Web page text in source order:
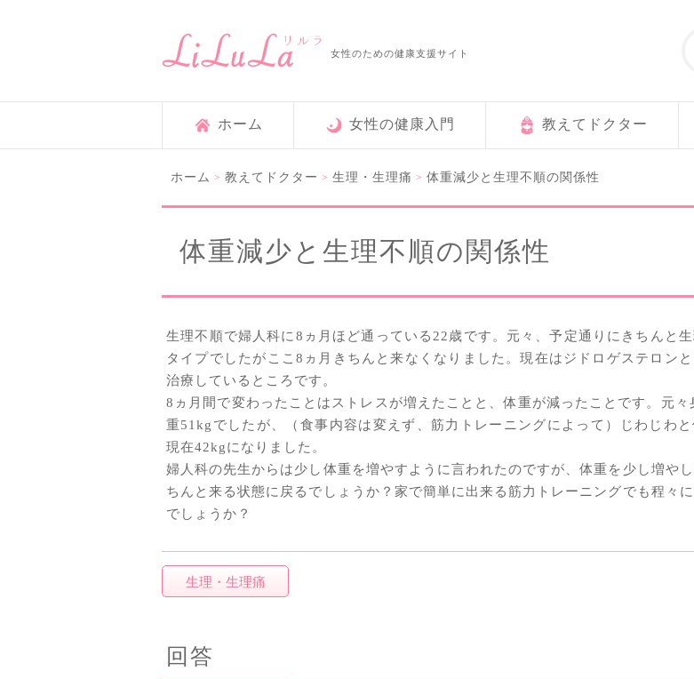
女性のための健康支援サイト
ホーム 女性の健康入門 教えてドクター
ホーム > 教えてドクター > 生理・生理痛 > 体重減少と生理不順の関係性
体重減少と生理不順の関係性
生理不順で婦人科に8ヵ月ほど通っている22歳です。元々、予定通りにきちんと
タイプでしたがここ8ヵ月きちんと来なくなりました。現在はジドロゲステロン
治療しているところです。
8ヵ月間で変わったことはストレスが増えたことと、体重が減ったことです。元々
重51kgでしたが、（食事内容は変えず、筋力トレーニングによって）じわじわと
現在42kgになりました。
婦人科の先生からは少し体重を増やすように言われたのですが、体重を少し増や
ちんと来る状態に戻るでしょうか？家で簡単に出来る筋力トレーニングでも程々
でしょうか？
生理・生理痛
回答